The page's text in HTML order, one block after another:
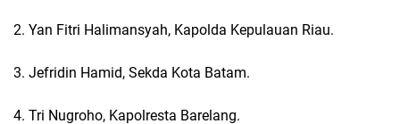
2. Yan Fitri Halimansyah, Kapolda Kepulauan Riau.
3. Jefridin Hamid, Sekda Kota Batam.
4. Tri Nugroho, Kapolresta Barelang.